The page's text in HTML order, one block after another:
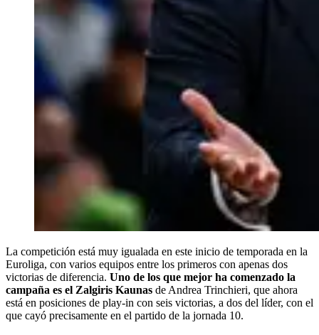
La competición está muy igualada en este inicio de temporada en la
Euroliga, con varios equipos entre los primeros con apenas dos
victorias de diferencia. Uno de los que mejor ha comenzado la
campaña es el Zalgiris Kaunas de Andrea Trinchieri, que ahora
está en posiciones de play-in con seis victorias, a dos del líder, con el
que cayó precisamente en el partido de la jornada 10.